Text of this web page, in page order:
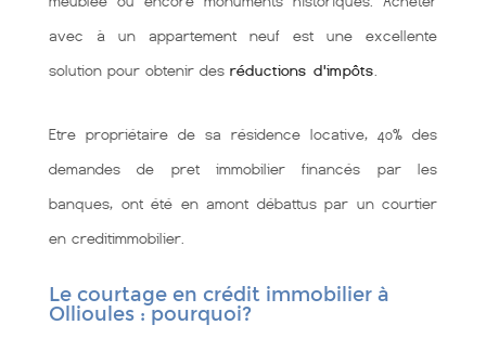
avec à un appartement neuf est une excellente
solution pour obtenir des réductions d'impôts
Etre propriétaire de sa résidence locative, 40% des
demandes de pret immobilier financés par les
banques, ont été en amont débattus par un courtier
en creditimmobilier.
Le courtage en crédit immobilier à
Ollioules : pourquoi?